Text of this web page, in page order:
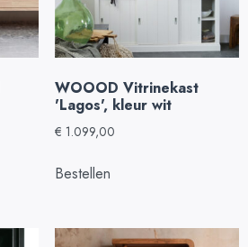
WOOOD Vitrinekast
'Lagos', kleur wit
€ 1.099,00
Bestellen